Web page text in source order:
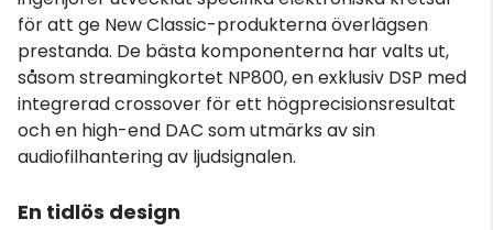
för att ge New Classic-produkterna överlägsen
prestanda. De bästa komponenterna har valts ut,
såsom streamingkortet NP800, en exklusiv DSP med
integrerad crossover för ett högprecisionsresultat
och en high-end DAC som utmärks av sin
audiofilhantering av ljudsignalen.
En tidlös design